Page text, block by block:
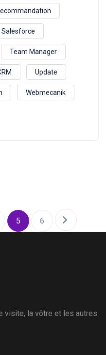
Salesforce
Team Manager
Update
Webmecanik
5 6
la vôtre et les autres.